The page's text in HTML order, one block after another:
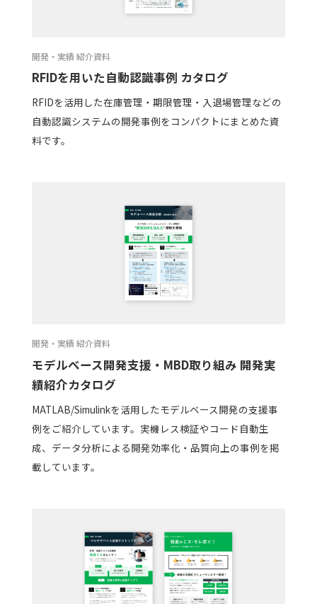
開発・実績 紹介資料
RFIDを用いた自動認識事例 カタログ
RFIDを活用した在庫管理・期限管理・入退場管理などの
自動認識システムの開発事例をコンパクトにまとめた資
料です。
開発・実績 紹介資料
モデルベース開発支援・MBD取り組み 開発実
績紹介カタログ
MATLAB/Simulinkを活用したモデルベース開発の支援事
例をご紹介しています。実機レス検証やコード自動生
成、データ分析による開発効率化・品質向上の事例を掲
載しています。